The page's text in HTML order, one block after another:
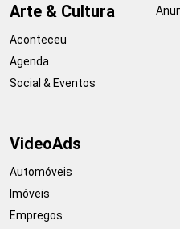
Arte & Cultura
Aconteceu
Agenda
Social & Eventos
VideoAds
Automóveis
Imóveis
Empregos